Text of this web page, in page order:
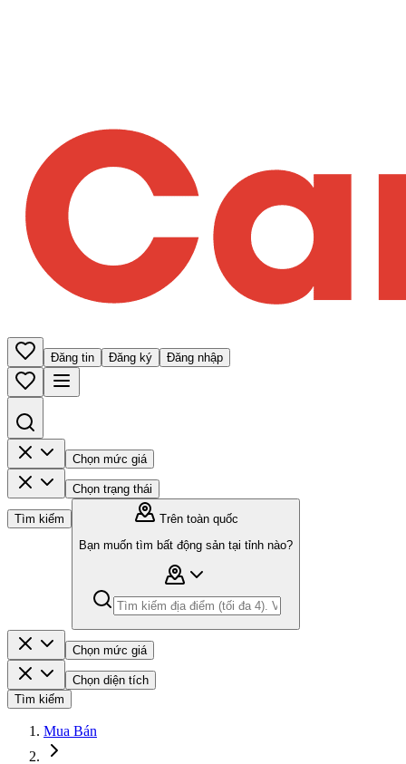
Đăng tin Đăng ký Đăng nhập
Chọn mức giá
Chọn trạng thái
Tìm kiếm
Trên toàn quốc
Bạn muốn tìm bất động sản tại tỉnh nào?
Chọn mức giá
Chọn diện tích
Tìm kiếm
Mua Bán